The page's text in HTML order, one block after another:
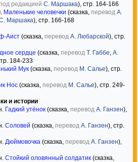
под редакцией С. Маршака), стр. 164-166
Маленькие человечки (сказка, перевод А.
Маршака), стр. 166-168
Аист (сказка, перевод А. Любарской), стр.
сердце (сказка, перевод Т. Габбе, А.
184-233
Мук (сказка, перевод М. Салье), стр.
Нос (сказка, перевод М. Салье), стр. 249-
и истории
Гадкий утёнок (сказка, перевод А. Ганзен),
Соловей (сказка, перевод А. Ганзен), стр.
Дюймовочка (сказка, перевод А. Ганзен),
Стойкий оловянный солдатик (сказка,